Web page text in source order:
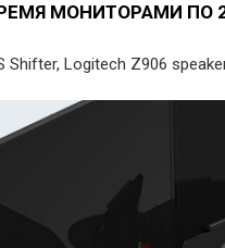
С ТРЕМЯ МОНИТОРАМИ
Logitech Z906